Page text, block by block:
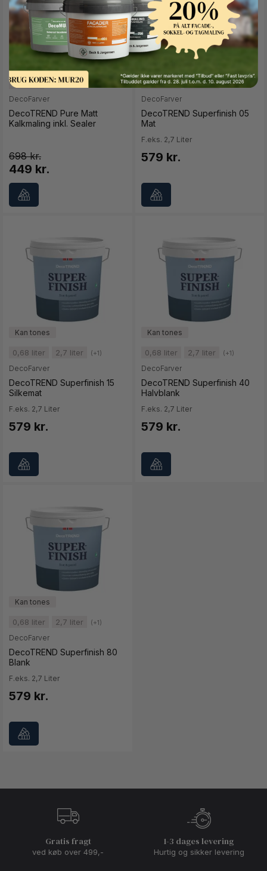
2,7 liter
DecoFarver
DecoTREND Pure Matt
Kalkmaling inkl. Sealer
698
449 kr.
0,68 liter 2,7 liter (+1)
DecoFarver
DecoTREND Superfinish 05
Mat
F.eks. 2,7 Liter
579 kr.
0,68 liter 2,7 liter (+1)
DecoFarver
DecoTREND Superfinish 15
Silkemat
F.eks. 2,7 Liter
579 kr.
0,68 liter 2,7 liter (+1)
DecoFarver
DecoTREND Superfinish 40
Halvblank
F.eks. 2,7 Liter
579 kr.
0,68 liter 2,7 liter (+1)
DecoFarver
DecoTREND Superfinish 80
Blank
F.eks. 2,7 Liter
579 kr.
Gratis fragt
ved køb over 499,-
1-3 dages levering
Hurtig og sikker levering
Button Text